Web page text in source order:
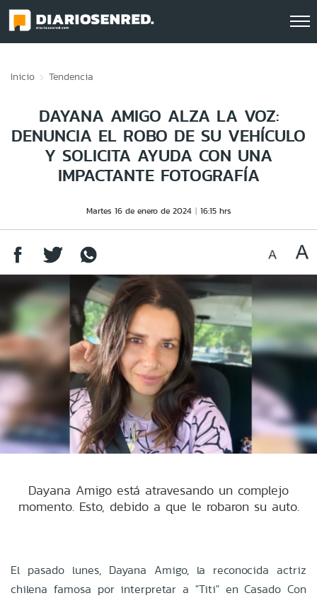
Inicio Tendencia
DAYANA AMIGO ALZA LA VOZ:
DENUNCIA EL ROBO DE SU VEHÍCULO
Y SOLICITA AYUDA CON UNA
IMPACTANTE FOTOGRAFÍA
Martes 16 de enero de 2024 16:15 hrs
Dayana Amigo está atravesando un complejo
momento. Esto, debido a que le robaron su auto.
El pasado lunes, Dayana Amigo, la reconocida actriz
chilena famosa por interpretar a "Titi" en Casado Con